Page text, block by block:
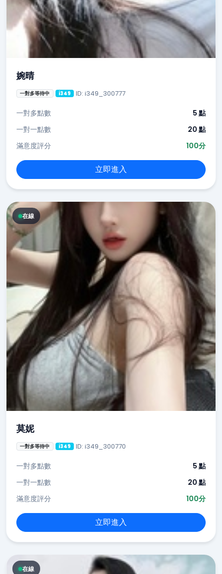
婉晴
一對多等待中 i349 ID: i349_300777
一對多點數
5 點
一對一點數
20 點
滿意度評分
100分
立即進入
在線
莫妮
一對多等待中 i349 ID: i349_300770
一對多點數
5 點
一對一點數
20 點
滿意度評分
100分
立即進入
在線